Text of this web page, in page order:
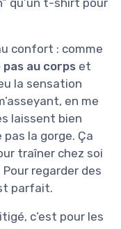
confort : comme
pas au corps et
la sensation
en me
laissent bien
la gorge. Ça
traîner chez soi
regarder des
parfait.
c’est pour les